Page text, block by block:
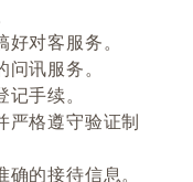
对客服务。
讯服务。
手续。
严格遵守验证制
的接待信息。